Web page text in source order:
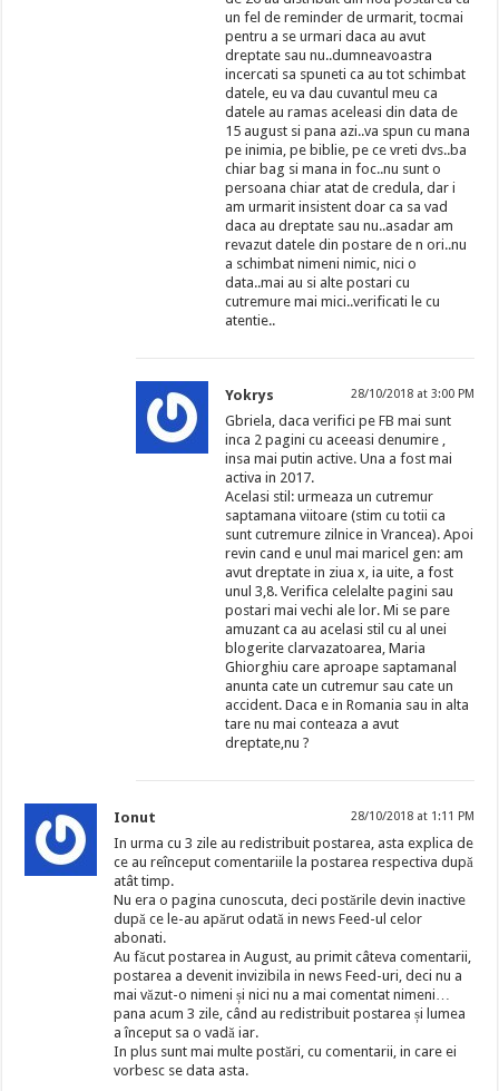
un fel de reminder de urmarit, tocmai
pentru a se urmari daca au avut
dreptate sau nu..dumneavoastra
incercati sa spuneti ca au tot schimbat
datele, eu va dau cuvantul meu ca
datele au ramas aceleasi din data de
15 august si pana azi..va spun cu mana
pe inimia, pe biblie, pe ce vreti dvs..ba
chiar bag si mana in foc..nu sunt o
persoana chiar atat de credula, dar i
am urmarit insistent doar ca sa vad
daca au dreptate sau nu..asadar am
revazut datele din postare de n ori..nu
a schimbat nimeni nimic, nici o
data..mai au si alte postari cu
cutremure mai mici..verificati le cu
atentie..
Yokrys 28/10/2018 at 3:00 PM
Gbriela, daca verifici pe FB mai sunt
inca 2 pagini cu aceeasi denumire ,
insa mai putin active. Una a fost mai
activa in 2017.
Acelasi stil: urmeaza un cutremur
saptamana viitoare (stim cu totii ca
sunt cutremure zilnice in Vrancea). Apoi
revin cand e unul mai maricel gen: am
avut dreptate in ziua x, ia uite, a fost
unul 3,8. Verifica celelalte pagini sau
postari mai vechi ale lor. Mi se pare
amuzant ca au acelasi stil cu al unei
blogerite clarvazatoarea, Maria
Ghiorghiu care aproape saptamanal
anunta cate un cutremur sau cate un
accident. Daca e in Romania sau in alta
tare nu mai conteaza a avut
dreptate,nu ?
Ionut 28/10/2018 at 1:11 PM
In urma cu 3 zile au redistribuit postarea, asta explica de
ce au reînceput comentariile la postarea respectiva după
atât timp.
Nu era o pagina cunoscuta, deci postările devin inactive
după ce le-au apărut odată in news Feed-ul celor
abonati.
Au făcut postarea in August, au primit câteva comentarii,
postarea a devenit invizibila in news Feed-uri, deci nu a
mai văzut-o nimeni și nici nu a mai comentat nimeni…
pana acum 3 zile, când au redistribuit postarea și lumea
a început sa o vadă iar.
In plus sunt mai multe postări, cu comentarii, in care ei
vorbesc se data asta.